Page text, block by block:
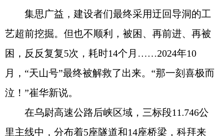
集思广益，建设者们最终采用迂回导洞的工
艺超前挖掘。但也不顺利，被困、再前进、再被
困，反反复复5次，耗时14个月……2024年10
月，“天山号”最终被解救了出来。“那一刻喜极而
泣！”崔华新说。
在乌尉高速公路后峡区域，三标段11.746公
里主线中，分布着5座隧道和14座桥梁，科拜来